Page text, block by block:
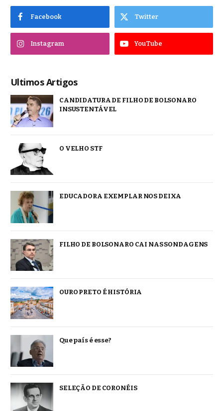
Facebook Twitter
Instagram YouTube
Ultimos Artigos
CANDIDATURA DE FILHO DE BOLSONARO
INSUSTENTÁVEL
O VELHO STF
EDUCADORA EXEMPLAR NOS DEIXA
FILHO DE BOLSONARO CAI NAS SONDAGENS
OURO PRETO É HISTÓRIA
Que país é esse?
SELEÇÃO DE CORONÉIS